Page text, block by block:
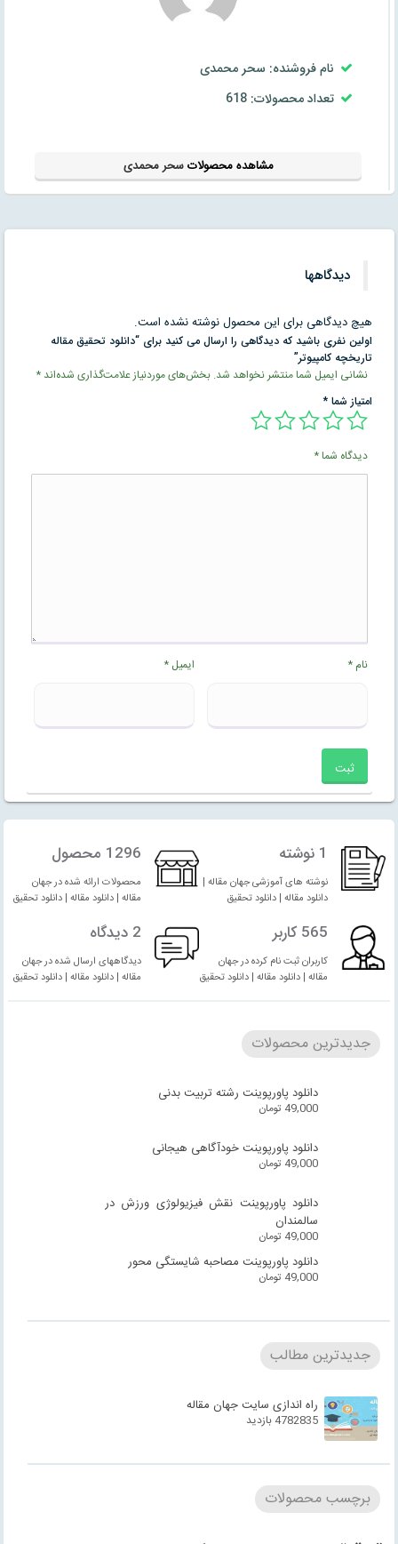
نام فروشنده: سحر محمدی
تعداد محصولات: 618
مشاهده محصولاتسحر محمدی
دیدگاهها
هیچ دیدگاهی برای این محصول نوشته نشده است.
اولین نفری باشید که دیدگاهی را ارسال می کنید برای “دانلود تحقیق مقاله
تاریخچه کامپیوتر”
نشانی ایمیل شما منتشر نخواهد شد. بخش‌های موردنیاز علامت‌گذاری شده‌اند*
امتیاز شما*
دیدگاه شما*
نام* ایمیل*
1 نوشته
نوشته های آموزشی جهان مقاله |
دانلود مقاله | دانلود تحقیق
1296 محصول
محصولات ارائه شده در جهان
مقاله | دانلود مقاله | دانلود تحقیق
565 کاربر
کاربران ثبت نام کرده در جهان
مقاله | دانلود مقاله | دانلود تحقیق
2 دیدگاه
دیدگاههای ارسال شده در جهان
مقاله | دانلود مقاله | دانلود تحقیق
جدیدترین محصولات
دانلود پاورپوینت رشته تربیت بدنی
49,000 تومان
دانلود پاورپوینت خودآگاهی هیجانی
49,000 تومان
دانلود پاورپوینت نقش فیزیولوژی ورزش در
سالمندان
49,000 تومان
دانلود پاورپوینت مصاحبه شایستگی محور
49,000 تومان
جدیدترین مطالب
راه اندازی سایت جهان مقاله
4782835 بازدید
برچسب محصولات